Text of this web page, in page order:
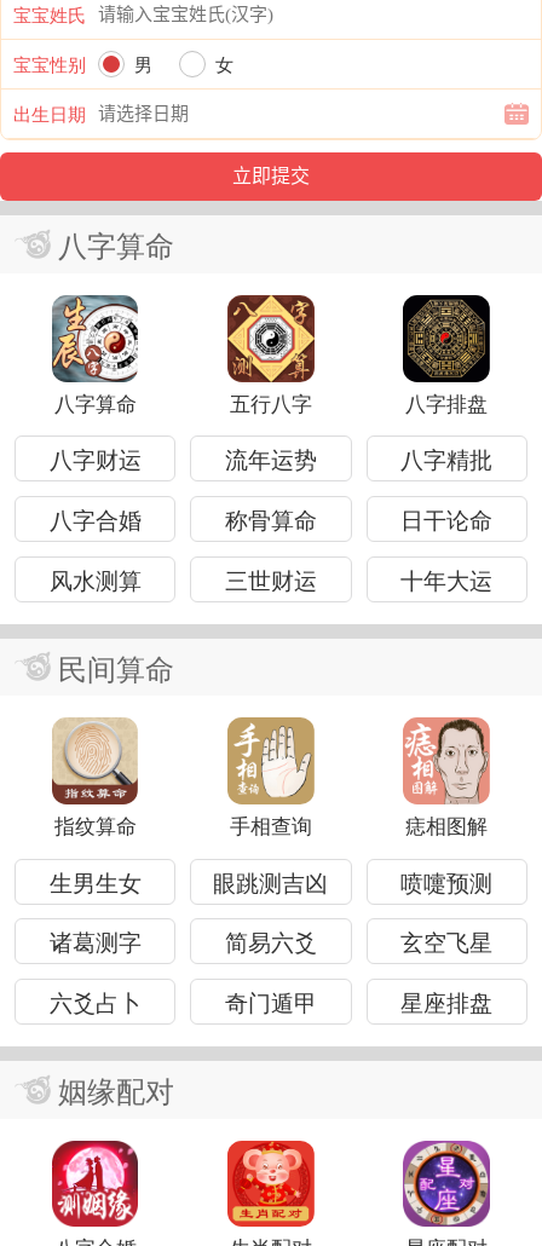
宝宝姓氏
宝宝性别
男
女
出生日期
八字算命
八字算命 五行八字 八字排盘
八字财运 流年运势
八字精批
八字合婚
称骨算命
日干论命
风水测算
三世财运 十年大运
民间算命
指纹算命 手相查询 痣相图解
生男生女 眼跳测吉凶
喷嚏预测
诸葛测字
简易六爻
玄空飞星
六爻占卜
奇门遁甲 星座排盘
姻缘配对